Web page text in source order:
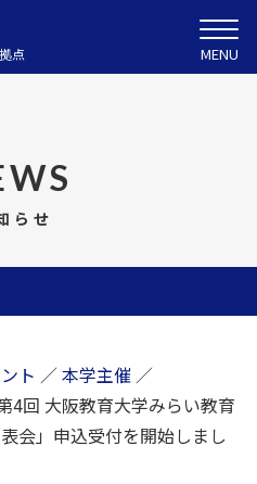
点 MENU
らせ
ト ／本学主催 ／
4回 大阪教育大学みらい教育
会」申込受付を開始しまし